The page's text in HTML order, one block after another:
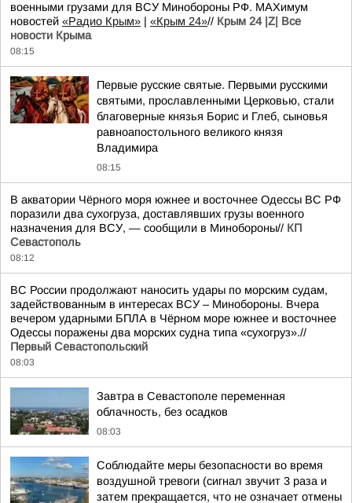
военными грузами для ВСУ Минобороны РФ. MAXимум
новостей «Радио Крым» | «Крым 24»// Крым 24 |Z| Все
новости Крыма
08:15
Первые русские святые. Первыми русскими
святыми, прославленными Церковью, стали
благоверные князья Борис и Глеб, сыновья
равноапостольного великого князя
Владимира
08:15
В акватории Чёрного моря южнее и восточнее Одессы ВС РФ
поразили два сухогруза, доставлявших грузы военного
назначения для ВСУ, — сообщили в Минобороны// КП
Севастополь
08:12
ВС России продолжают наносить удары по морским судам,
задействованным в интересах ВСУ – Минобороны. Вчера
вечером ударными БПЛА в Чёрном море южнее и восточнее
Одессы поражены два морских судна типа «сухогруз».//
Первый Севастопольский
08:03
Завтра в Севастополе переменная
облачность, без осадков
08:03
Соблюдайте меры безопасности во время
воздушной тревоги (сигнал звучит 3 раза и
затем прекращается, что не означает отмены